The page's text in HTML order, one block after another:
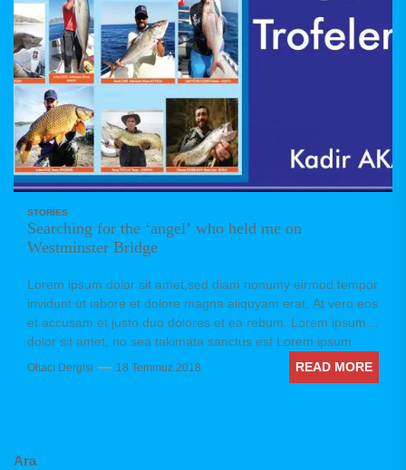
STORIES
Searching for the ‘angel’ who held me on
Westminster Bridge
Lorem ipsum dolor sit amet,sed diam nonumy eirmod tempor
invidunt ut labore et dolore magna aliquyam erat, At vero eos
et accusam et justo duo dolores et ea rebum. Lorem ipsum
dolor sit amet, no sea takimata sanctus est Lorem ipsum
dolor sit amet. Stet clita kasd gubergren, no sea takimata
Oltacı Dergisi 18 Temmuz 2018 READ MORE
Ara